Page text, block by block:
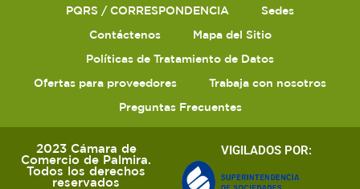
PQRS / CORRESPONDENCIA
Sedes
Contáctenos
Mapa del Sitio
Políticas de Tratamiento de Datos
Ofertas para proveedores
Trabaja con nosotros
Preguntas Frecuentes
2023 Cámara de
Comercio de Palmira.
Todos los derechos
reservados
VIGILADOS POR: